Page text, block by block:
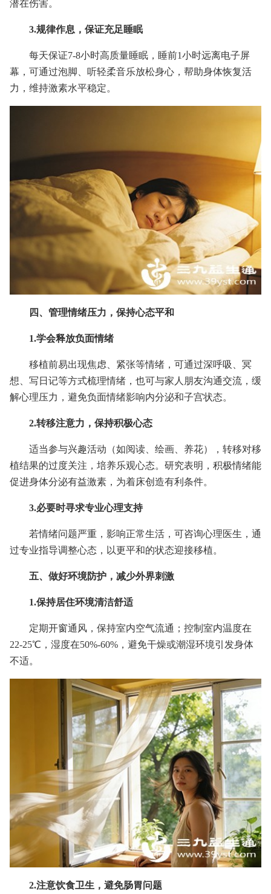
潜在伤害。
3.规律作息，保证充足睡眠
每天保证7-8小时高质量睡眠，睡前1小时远离电子屏
幕，可通过泡脚、听轻柔音乐放松身心，帮助身体恢复活
力，维持激素水平稳定。
四、管理情绪压力，保持心态平和
1.学会释放负面情绪
移植前易出现焦虑、紧张等情绪，可通过深呼吸、冥
想、写日记等方式梳理情绪，也可与家人朋友沟通交流，缓
解心理压力，避免负面情绪影响内分泌和子宫状态。
2.转移注意力，保持积极心态
适当参与兴趣活动（如阅读、绘画、养花），转移对移
植结果的过度关注，培养乐观心态。研究表明，积极情绪能
促进身体分泌有益激素，为着床创造有利条件。
3.必要时寻求专业心理支持
若情绪问题严重，影响正常生活，可咨询心理医生，通
过专业指导调整心态，以更平和的状态迎接移植。
五、做好环境防护，减少外界刺激
1.保持居住环境清洁舒适
定期开窗通风，保持室内空气流通；控制室内温度在
22-25℃，湿度在50%-60%，避免干燥或潮湿环境引发身体
不适。
2.注意饮食卫生，避免肠胃问题